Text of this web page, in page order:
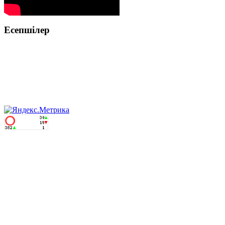
Есепшілер